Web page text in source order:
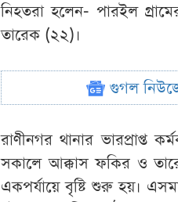
নিহতরা হলেন- পারইল
তারেক (২২)।
গুগল
রাণীনগর থানার ভারপ্রাপ্ত
সকালে আক্কাস ফকির ও
একপর্যায়ে বৃষ্টি শুরু হয়।